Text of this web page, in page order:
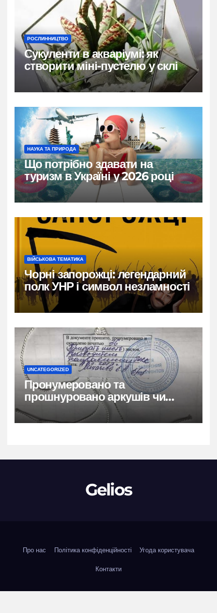
РОСЛИННИЦТВО
Сукуленти в акваріумі: як
створити міні-пустелю у склі
НАУКА ТА ПРИРОДА
Що потрібно здавати на
туризм в Україні у 2026 році
ВІЙСЬКОВА ТЕМАТИКА
Чорні запорожці: легендарний
полк УНР і символ незламності
UNCATEGORIZED
Пронумеровано та
прошнуровано аркушів чи
сторінок: повний гайд
Gelios
Про нас Політика конфіденційності Угода користувача
Контакти